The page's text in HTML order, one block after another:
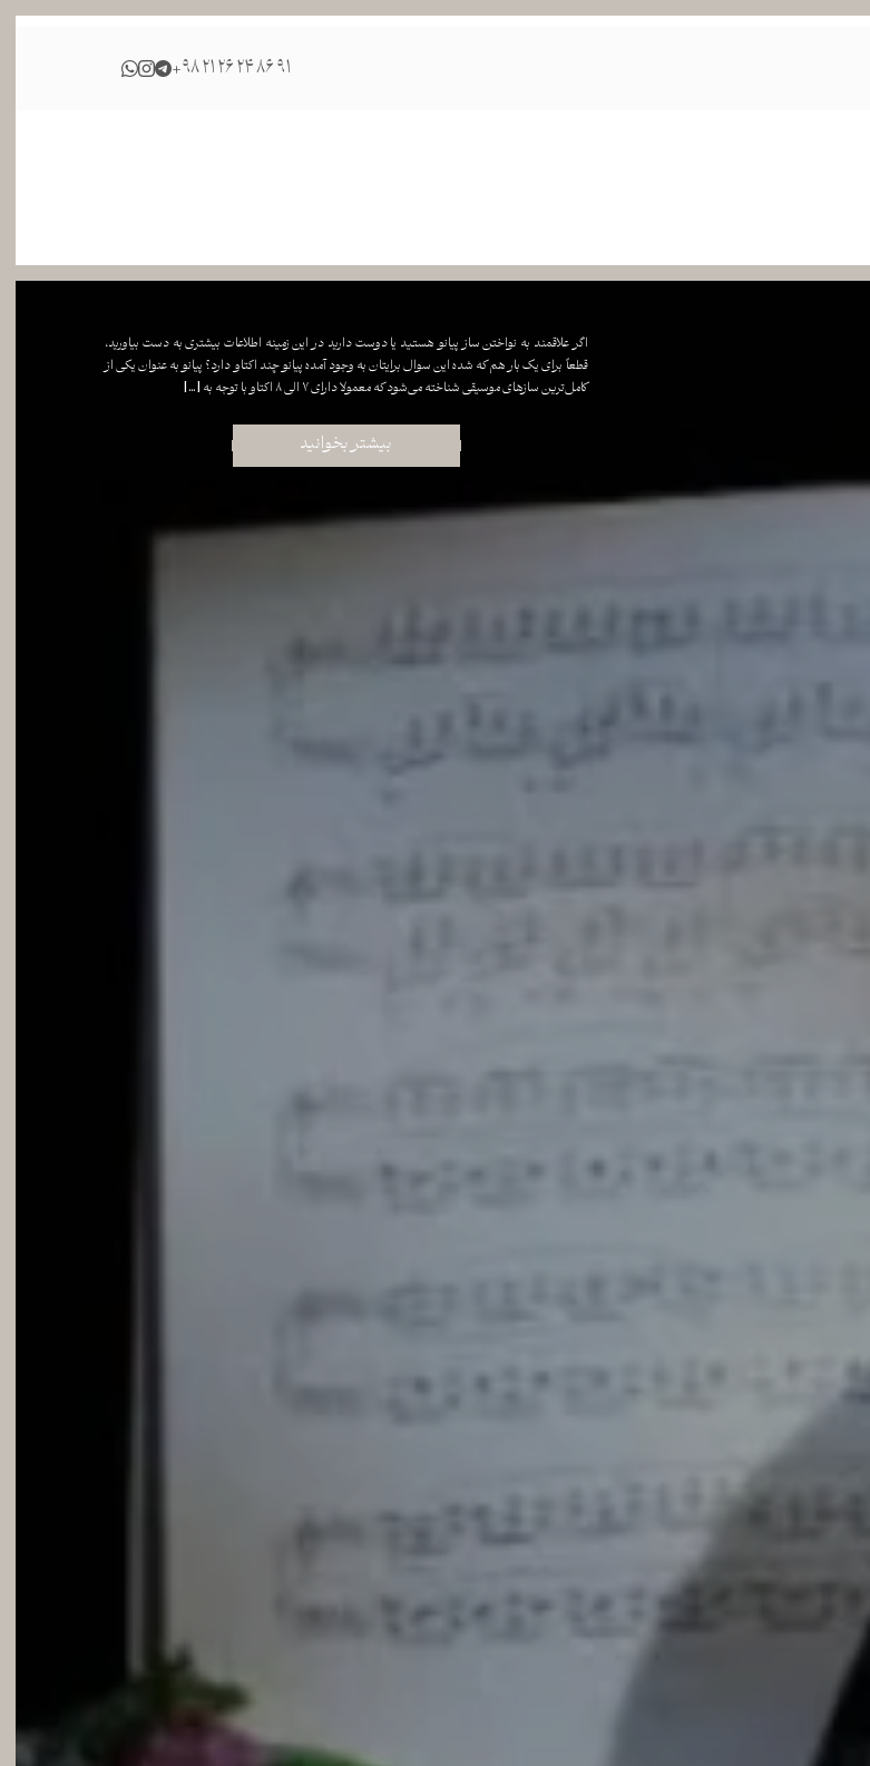
+98 21 26 24 86 91
اگر علاقمند به نواختن ساز پیانو هستید یا دوست دارید در این زمینه اطلاعات بیشتری به دست بیاورید،
قطعاً برای یک بار هم که شده این سوال برایتان به وجود آمده پیانو چند اکتاو دارد؟ پیانو به عنوان یکی از
کامل‌ترین سازهای موسیقی شناخته می‌شود که معمولا دارای ۷ الی ۸ اکتاو با توجه به […]
بیشتر بخوانید